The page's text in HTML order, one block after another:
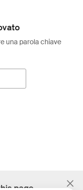
una parola chiave